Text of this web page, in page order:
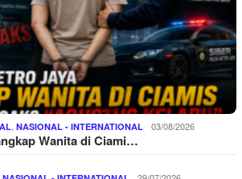
, NASIONAL - INTERNATIONAL 03/08/2026
Wanita di Ciami…